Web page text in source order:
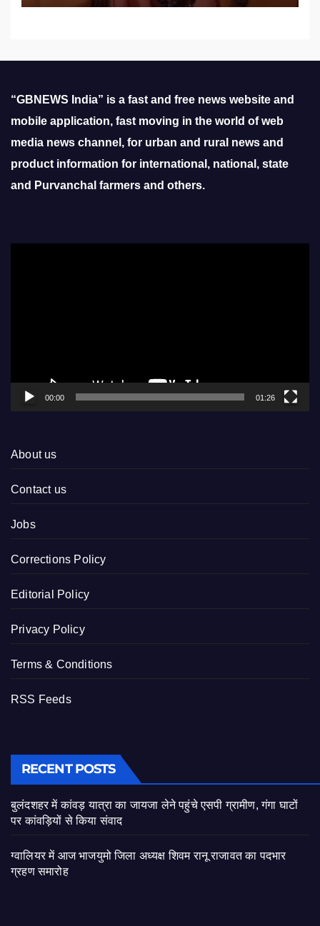
“GBNEWS India” is a fast and free news website and
mobile application, fast moving in the world of web
media news channel, for urban and rural news and
product information for international, national, state
and Purvanchal farmers and others.
00:00 01:26
About us
Contact us
Jobs
Corrections Policy
Editorial Policy
Privacy Policy
Terms & Conditions
RSS Feeds
RECENT POSTS
बुलंदशहर में कांवड़ यात्रा का जायजा लेने पहुंचे एसपी ग्रामीण, गंगा घाटों
पर कांवड़ियों से किया संवाद
ग्वालियर में आज भाजयुमो जिला अध्यक्ष शिवम रानू राजावत का पदभार
ग्रहण समारोह